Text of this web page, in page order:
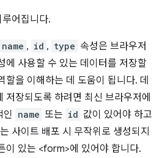
어집니다.
name , id , type 속성은 브라우저
에 사용할 수 있는 데이터를 저장할
할을 이해하는 데 도움이 됩니다. 데
저장되도록 하려면 최신 브라우저에
인 name 또는 id 값이 있어야 하고
사이트 배포 시 무작위로 생성되지
이 있는 <form>에 있어야 합니다.